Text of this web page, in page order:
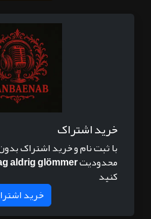
خرید اشتراک
با ثبت نام و خرید اشتراک
محدودیتaldrig glömmer
کنید
خرید